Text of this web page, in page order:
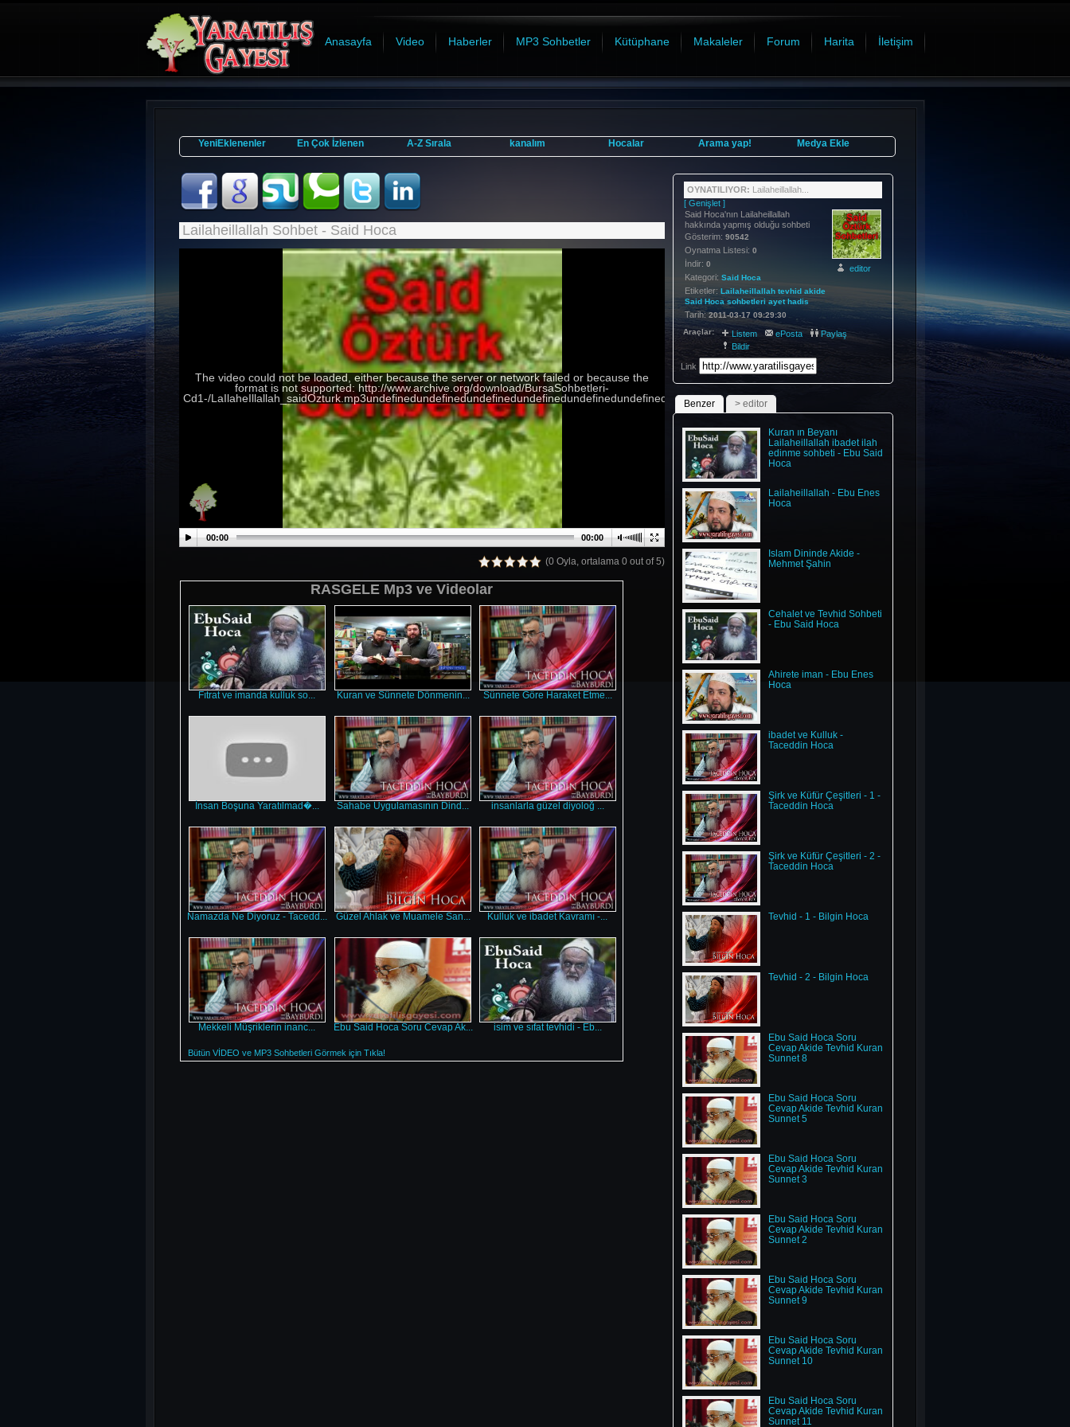
Anasayfa Video Haberler MP3 Sohbetler Kütüphane Makaleler Forum Harita İletişim
YeniEklenenler En Çok İzlenen A-Z Sırala kanalım Hocalar Arama yap! Medya Ekle
Lailaheillallah Sohbet - Said Hoca
The video could not be loaded, either because the server or network failed or because the
format is not supported: http://www.archive.org/download/BursaSohbetleri-
Cd1-/
00:00 00:00
(0 Oyla, ortalama 0 out of 5)
RASGELE Mp3 ve Videolar
Fıtrat ve imanda kulluk so... Kuran ve Sünnete Dönmenin... Sünnete Göre Haraket Etme...
İnsan Boşuna Yaratılmad�... Sahabe Uygulamasının Dind... insanlarla güzel diyoloğ ...
Namazda Ne Diyoruz - Tacedd... Güzel Ahlak ve Muamele San... Kulluk ve ibadet Kavramı -...
Mekkeli Müşriklerin inanc... Ebu Said Hoca Soru Cevap Ak... isim ve sıfat tevhidi - Eb...
Bütün VİDEO ve MP3 Sohbetleri Görmek için Tıkla!
OYNATILIYOR: Lailaheillallah...
[ Genişlet ]
Said Hoca'nın Lailaheillallah
hakkında yapmış olduğu sohbeti
Gösterim: 90542
Oynatma Listesi: 0
İndir: 0
Kategori: Said Hoca
Etiketler: Lailaheillallah tevhid akide
Said Hoca sohbetleri ayet hadis
Tarih: 2011-03-17 09:29:30
editor
Araçlar: Listem ePosta
Paylaş
Bildir
Link
Benzer > editor
Kuran ın Beyanı
Lailaheillallah ibadet ilah
edinme sohbeti - Ebu Said
Hoca
Lailaheillallah - Ebu Enes
Hoca
Islam Dininde Akide -
Mehmet Şahin
Cehalet ve Tevhid Sohbeti
- Ebu Said Hoca
Ahirete iman - Ebu Enes
Hoca
ibadet ve Kulluk -
Taceddin Hoca
Şirk ve Küfür Çeşitleri - 1 -
Taceddin Hoca
Şirk ve Küfür Çeşitleri - 2 -
Taceddin Hoca
Tevhid - 1 - Bilgin Hoca
Tevhid - 2 - Bilgin Hoca
Ebu Said Hoca Soru
Cevap Akide Tevhid Kuran
Sunnet 8
Ebu Said Hoca Soru
Cevap Akide Tevhid Kuran
Sunnet 5
Ebu Said Hoca Soru
Cevap Akide Tevhid Kuran
Sunnet 3
Ebu Said Hoca Soru
Cevap Akide Tevhid Kuran
Sunnet 2
Ebu Said Hoca Soru
Cevap Akide Tevhid Kuran
Sunnet 9
Ebu Said Hoca Soru
Cevap Akide Tevhid Kuran
Sunnet 10
Ebu Said Hoca Soru
Cevap Akide Tevhid Kuran
Sunnet 11